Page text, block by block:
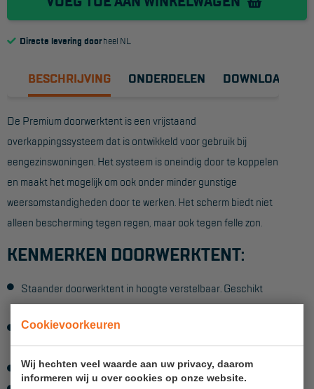
Cookievoorkeuren
Wij hechten veel waarde aan uw privacy, daarom
informeren wij u over cookies op onze website.
Reddingsmiddelen
CombiDeals
MAATWERK
VERHUUR
Steigers
Rolsteigers
Schilderstellingen
Gevelsteigers
Schilderwerkzaamheden
Directe levering doorheel NL
BESCHRIJVING ONDERDELEN DOWNLOADS
De Premium doorwerktent is een vrijstaand
overkappingssysteem dat is ontwikkeld voor gebruik bij
eengezinswoningen. Het systeem is oneindig door te koppelen
en maakt het mogelijk om ook onder minder gunstige
weersomstandigheden door te werken. Het scherm biedt niet
alleen bescherming tegen regen, maar ook tegen felle zon.
KENMERKEN DOORWERKTENT:
Staander doorwerktent in hoogte verstelbaar. Geschikt
voor goothoogte 4,5-5,8m
Borging in goot voorzien van wiel voor makkelijke
zijdelingse verplaatsing
Zeil voorzien van klittenband voor eenvoudig doorkoppelen